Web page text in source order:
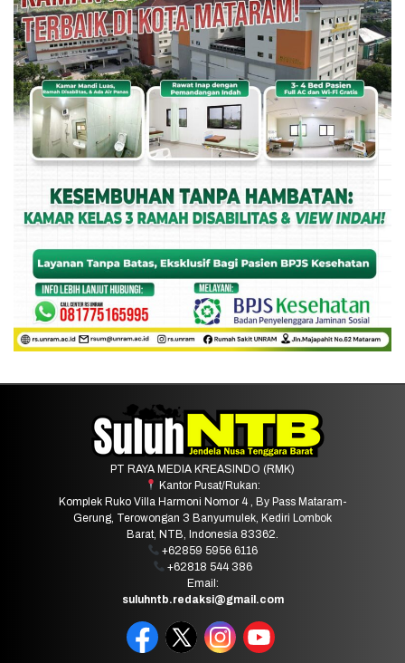
PT RAYA MEDIA KREASINDO (RMK)
Kantor Pusat/Rukan:
Komplek Ruko Villa Harmoni Nomor 4 , By Pass Mataram-
Gerung, Terowongan 3 Banyumulek, Kediri Lombok
Barat, NTB, Indonesia 83362.
+62859 5956 6116
+62818 544 386
Email:
suluhntb.redaksi@gmail.com